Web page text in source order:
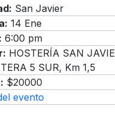
San Javier
14 Ene
6:00 pm
HOSTERÍA SAN
5 SUR, Km 1,5
$20000
evento